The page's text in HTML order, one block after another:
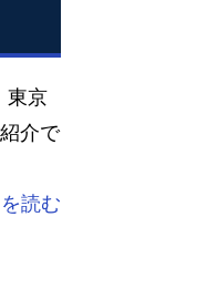
東京
介で
読む